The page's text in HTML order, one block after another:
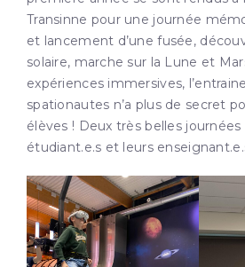
Transinne pour une journée
et lancement d’une fusée,
solaire, marche sur la Lune et
expériences immersives,
spationautes n’a plus de secret
élèves ! Deux très belles
étudiant.e.s et leurs